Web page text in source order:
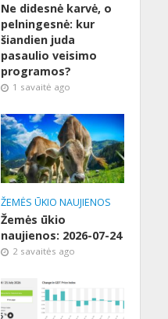
Ne didesnė karvė, o
pelningesnė: kur
šiandien juda
pasaulio veisimo
programos?
1 savaitė ago
ŽEMĖS ŪKIO NAUJIENOS
Žemės ūkio
naujienos: 2026-07-24
2 savaitės ago